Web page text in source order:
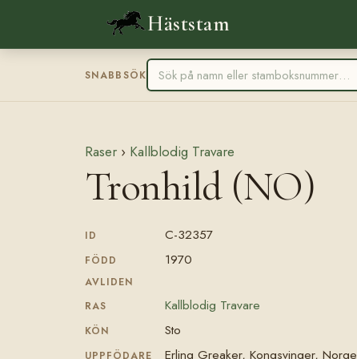
Häststam
SNABBSÖK
Raser › Kallblodig Travare
Tronhild (NO)
ID C-32357
FÖDD 1970
AVLIDEN
RAS
Kallblodig Travare
KÖN Sto
UPPFÖDARE Erling Greaker, Kongsvinger, Norge